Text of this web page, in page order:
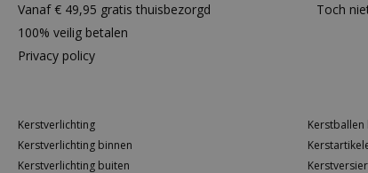
Vanaf € 49,95 gratis thuisbezorgd
100% veilig betalen
Privacy policy
Toch
Kerstverlichting
Kerstverlichting binnen
Kerstverlichting buiten
Kerstballen